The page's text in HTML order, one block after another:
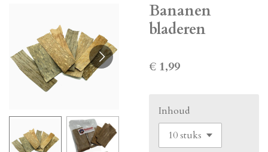
Bananen
bladeren
€ 1,99
Inhoud